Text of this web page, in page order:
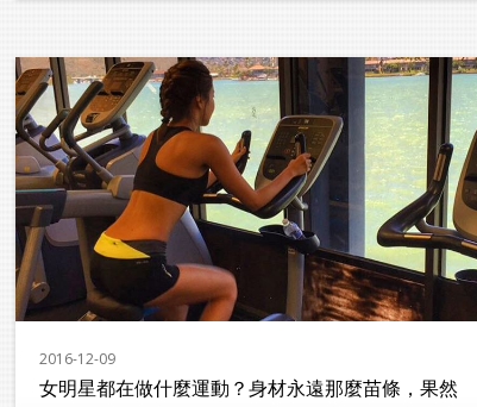
2016-12-09
女明星都在做什麼運動？身材永遠那麼苗條，果然